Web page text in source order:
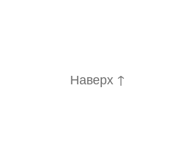
Наверх ↑